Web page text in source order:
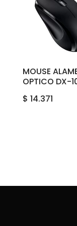
MOUSE
OPTICO DX-
$ 14.371